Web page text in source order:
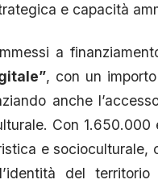
e capacità
a
, con un
anche
Con
e socioculturale,
del